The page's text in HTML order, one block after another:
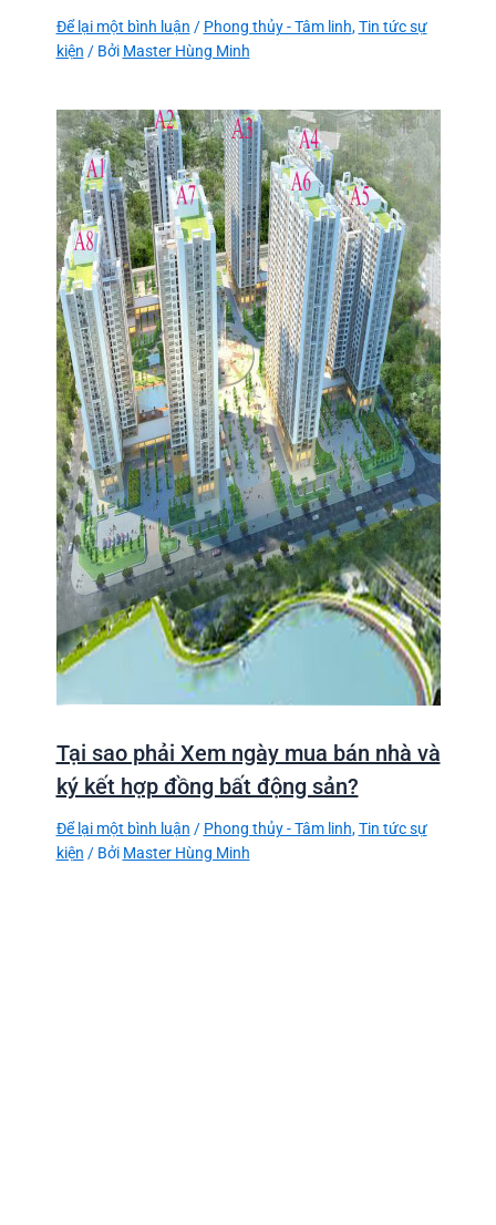
Để lại một bình luận / Phong thủy - Tâm linh,Tin tức sự
kiện / Bởi Master Hùng Minh
Tại sao phải Xem ngày mua bán nhà và
ký kết hợp đồng bất động sản?
Để lại một bình luận / Phong thủy - Tâm linh,Tin tức sự
kiện / Bởi Master Hùng Minh